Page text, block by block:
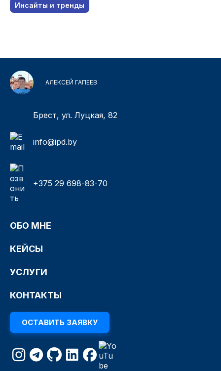
Инсайты и тренды
АЛЕКСЕЙ ГАПЕЕВ
Брест, ул. Луцкая, 82
info@ipd.by
+375 29 698-83-70
ОБО МНЕ
КЕЙСЫ
УСЛУГИ
КОНТАКТЫ
ОСТАВИТЬ ЗАЯВКУ